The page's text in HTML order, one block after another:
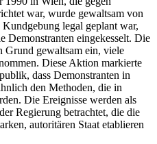
war, wurde gewaltsam von
legal geplant war,
Demonstranten eingekesselt. Die
Grund gewaltsam ein, viele
Diese Aktion markierte
dass Demonstranten in
den Methoden, die in
Die Ereignisse werden als
Regierung betrachtet, die die
autoritären Staat etablieren